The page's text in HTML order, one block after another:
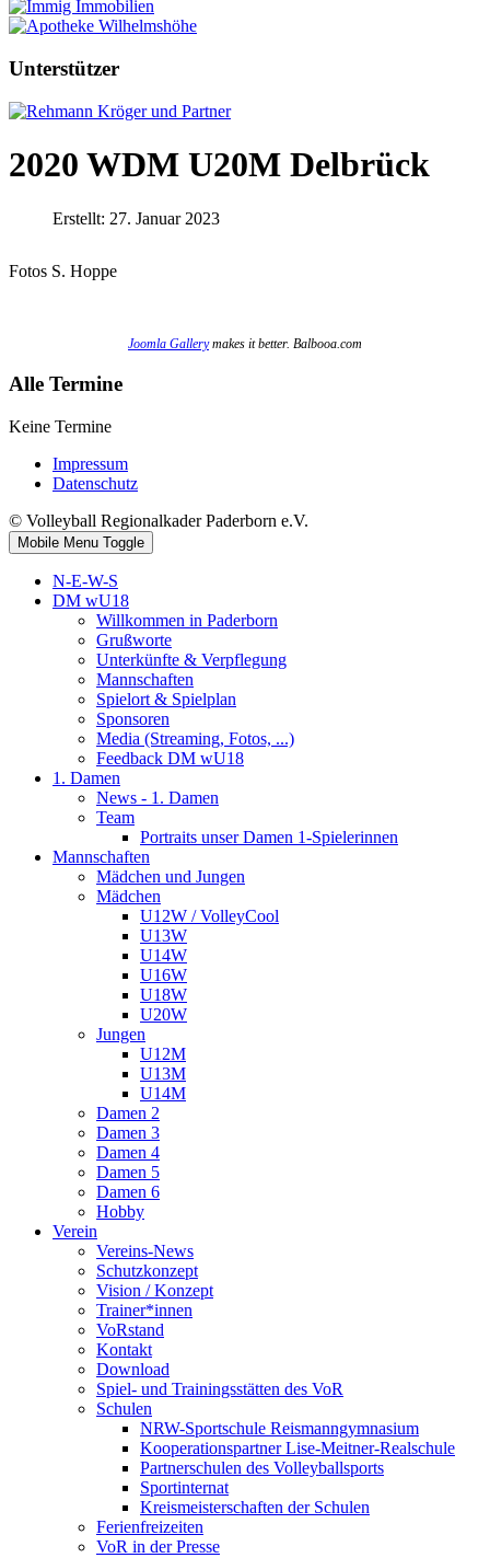
Unterstützer
2020 WDM U20M Delbrück
Erstellt: 27. Januar 2023
Fotos S. Hoppe
Joomla Gallerymakes it better. Balbooa.com
Alle Termine
Keine Termine
Impressum
Datenschutz
© Volleyball Regionalkader Paderborn e.V.
Mobile Menu Toggle
N-E-W-S
DM wU18
Willkommen in Paderborn
Grußworte
Unterkünfte & Verpflegung
Mannschaften
Spielort & Spielplan
Sponsoren
Media (Streaming, Fotos, ...)
Feedback DM wU18
1. Damen
News - 1. Damen
Team
Portraits unser Damen 1-Spielerinnen
Mannschaften
Mädchen und Jungen
Mädchen
U12W / VolleyCool
U13W
U14W
U16W
U18W
U20W
Jungen
U12M
U13M
U14M
Damen 2
Damen 3
Damen 4
Damen 5
Damen 6
Hobby
Verein
Vereins-News
Schutzkonzept
Vision / Konzept
Trainer*innen
VoRstand
Kontakt
Download
Spiel- und Trainingsstätten des VoR
Schulen
NRW-Sportschule Reismanngymnasium
Kooperationspartner Lise-Meitner-Realschule
Partnerschulen des Volleyballsports
Sportinternat
Kreismeisterschaften der Schulen
Ferienfreizeiten
VoR in der Presse